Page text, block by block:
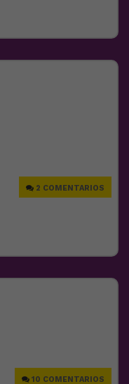
2 COMENTARIOS
10 COMENTARIOS